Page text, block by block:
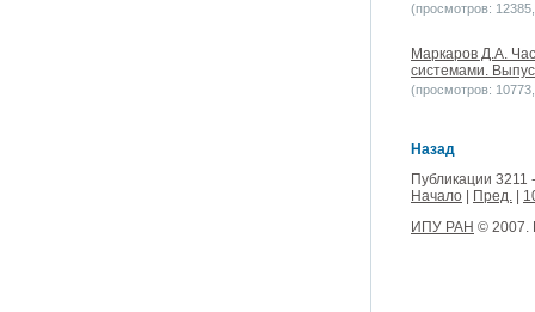
(просмотров:
Маркаров Д.А.
системами.
(просмотров:
Назад
Публикации 3211
Начало
Пред.
ИПУ РАН © 2007.